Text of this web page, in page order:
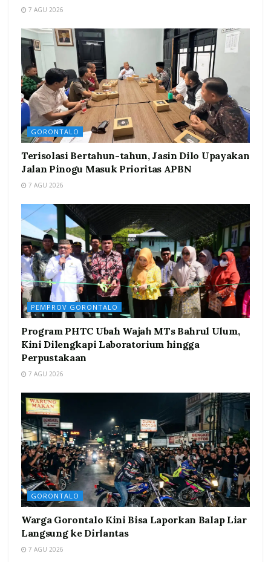
7 AGU 2026
GORONTALO
Terisolasi Bertahun-tahun, Jasin Dilo Upayakan
Jalan Pinogu Masuk Prioritas APBN
7 AGU 2026
PEMPROV GORONTALO
Program PHTC Ubah Wajah MTs Bahrul Ulum,
Kini Dilengkapi Laboratorium hingga
Perpustakaan
7 AGU 2026
GORONTALO
Warga Gorontalo Kini Bisa Laporkan Balap Liar
Langsung ke Dirlantas
7 AGU 2026